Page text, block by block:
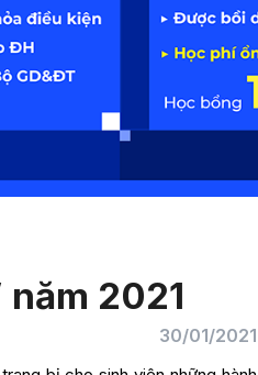
năm 2021
30/01/2021